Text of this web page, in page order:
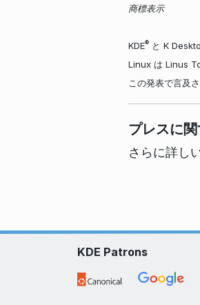
商標表示
KDE®と K
Linux は Linus
この発表で言及
プレスに
さらに詳し
KDE Patrons